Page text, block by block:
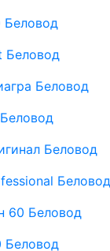
Беловод
Беловод
Беловод
Беловод
Беловод
60 Беловод
Беловод